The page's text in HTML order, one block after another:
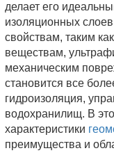
делает его
изоляционных
свойствам, таким
веществам,
механическим
становится все
гидроизоляция,
водохранилищ. В
характеристики
преимущества и